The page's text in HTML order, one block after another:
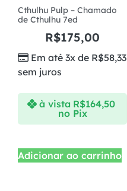
Cthulhu Pulp – Chamado
de Cthulhu 7ed
R$175,00
Em até 3x de R$58,33
sem juros
à vista R$164,50
no Pix
Adicionar ao carrinho